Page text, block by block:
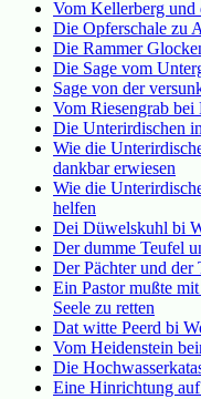
Vom Kellerberg und
Die Opferschale zu
Die Rammer
Die Sage vom
Sage von der
Vom Riesengrab bei
Die Unterirdischen
Wie die
dankbar erwiesen
Wie die
helfen
Dei Düwelskuhl bi
Der dumme Teufel
Der Pächter und der
Ein Pastor mußte
Seele zu retten
Dat witte Peerd bi
Vom Heidenstein
Die
Eine Hinrichtung